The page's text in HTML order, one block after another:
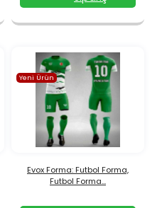
Yeni Ürün
Evox Forma: Futbol Forma,
Futbol Forma...